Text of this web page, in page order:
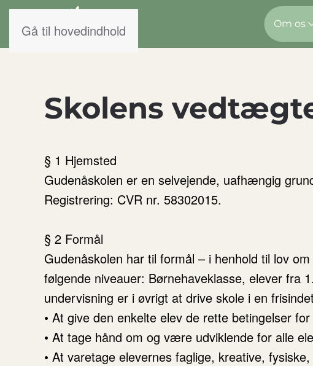
Gå til hovedindhold Om os
Skolens
§ 1 Hjemsted
Gudenåskolen er en selvejende, uafhængig
Registrering: CVR nr. 58302015.
§ 2 Formål
Gudenåskolen har til formål – i henhold til lov
følgende niveauer: Børnehaveklasse, elever fra
undervisning er i øvrigt at drive skole i en
• At give den enkelte elev de rette betingelser
• At tage hånd om og være udviklende for alle
• At varetage elevernes faglige, kreative,